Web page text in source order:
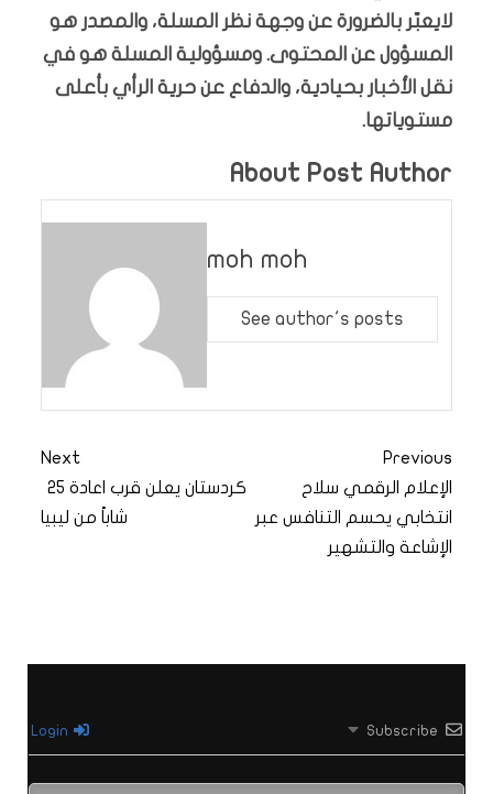
لايعبّر بالضرورة عن وجهة نظر المسلة، والمصدر هو
المسؤول عن المحتوى. ومسؤولية المسلة هو في
نقل الأخبار بحيادية، والدفاع عن حرية الرأي بأعلى
مستوياتها.
About Post Author
moh moh
See author's posts
Previous
الإعلام الرقمي سلاح
انتخابي يحسم التنافس عبر
الإشاعة والتشهير
Next
كردستان يعلن قرب اعادة 25
شاباً من ليبيا
Subscribe